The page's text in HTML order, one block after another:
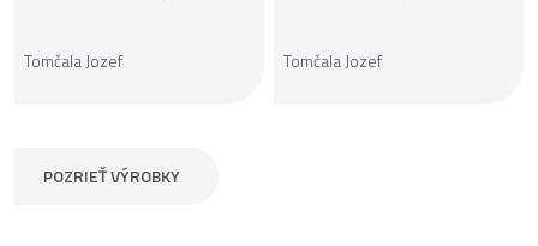
Tomčala Jozef Tomčala Jozef
POZRIEŤ VÝROBKY